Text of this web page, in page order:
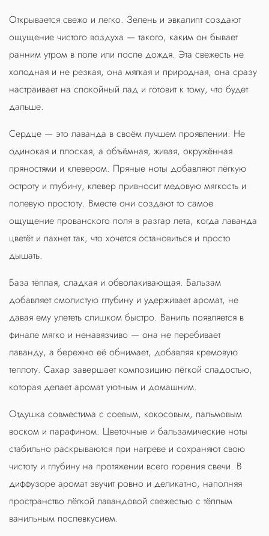
Открывается свежо и легко. Зелень и эвкалипт создают
ощущение чистого воздуха — такого, каким он бывает
ранним утром в поле или после дождя. Эта свежесть не
холодная и не резкая, она мягкая и природная, она сразу
настраивает на спокойный лад и готовит к тому, что будет
дальше.
Сердце — это лаванда в своём лучшем проявлении. Не
одинокая и плоская, а объёмная, живая, окружённая
пряностями и клевером. Пряные ноты добавляют лёгкую
остроту и глубину, клевер привносит медовую мягкость и
полевую простоту. Вместе они создают то самое
ощущение прованского поля в разгар лета, когда лаванда
цветёт и пахнет так, что хочется остановиться и просто
дышать.
База тёплая, сладкая и обволакивающая. Бальзам
добавляет смолистую глубину и удерживает аромат, не
давая ему улететь слишком быстро. Ваниль появляется в
финале мягко и ненавязчиво — она не перебивает
лаванду, а бережно её обнимает, добавляя кремовую
теплоту. Сахар завершает композицию лёгкой сладостью,
которая делает аромат уютным и домашним.
Отдушка совместима с соевым, кокосовым, пальмовым
воском и парафином. Цветочные и бальзамические ноты
стабильно раскрываются при нагреве и сохраняют свою
чистоту и глубину на протяжении всего горения свечи. В
диффузоре аромат звучит ровно и деликатно, наполняя
пространство лёгкой лавандовой свежестью с тёплым
ванильным послевкусием.